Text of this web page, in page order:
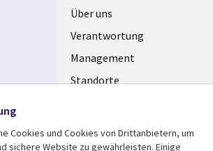
Useful
links
GERMANY
Über uns
Verantwortung
Management
Standorte
Cookies und Cookies von Drittanbietern, um
sichere Website zu gewährleisten. Einige